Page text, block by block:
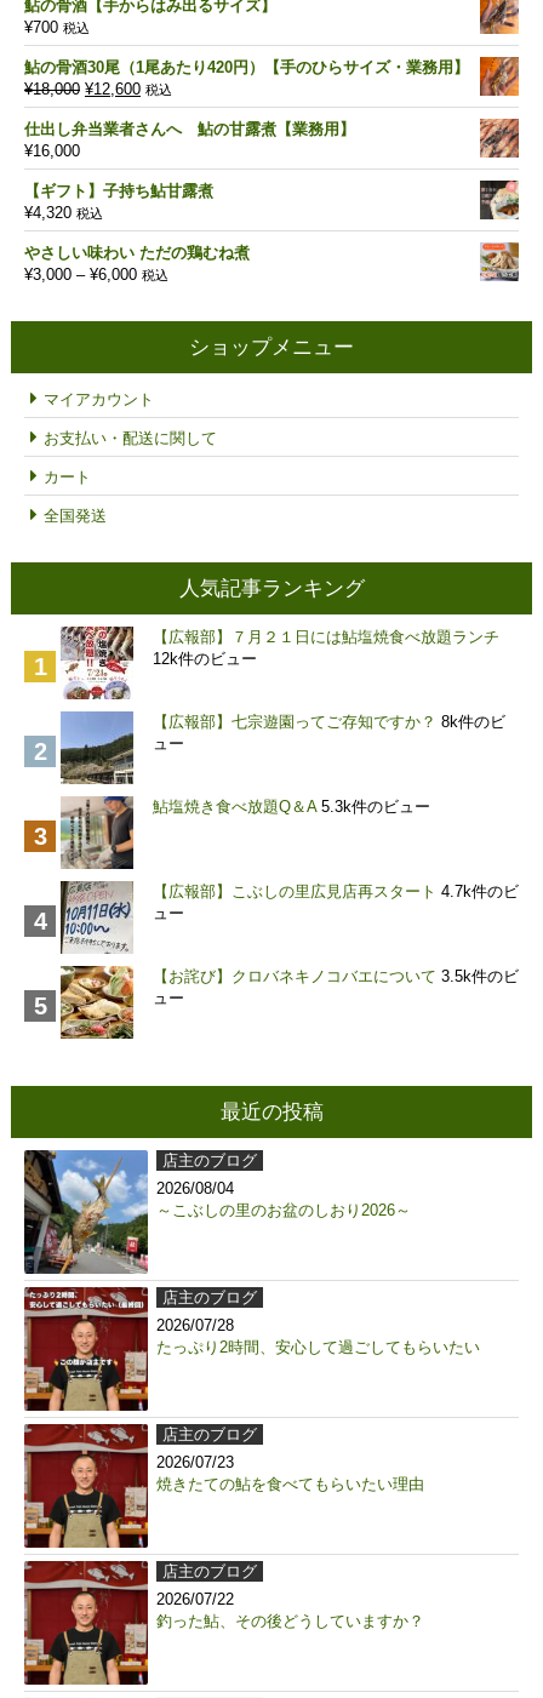
鮎の骨酒【手からはみ出るサイズ】
¥700 税込
鮎の骨酒30尾（1尾あたり420円）【手のひらサイズ・業務用】
¥18,000 元
の
価
は
¥18,000
で
し
た。
¥12,600現
在
の
格
は
す。
税込
仕出し弁当業者さんへ 鮎の甘露煮【業務用】
¥16,000
【ギフト】子持ち鮎甘露煮
¥4,320 税込
やさしい味わい ただの鶏むね煮
¥3,000 – ¥6,000価
帯:
税込
ショップメニュー
マイアカウント
お支払い・配送に関して
カート
全国発送
人気記事ランキング
【広報部】７月２１日には鮎塩焼食べ放題ランチ
12k件のビュー
【広報部】七宗遊園ってご存知ですか？ 8k件のビ
ュー
鮎塩焼き食べ放題Q＆A 5.3k件のビュー
【広報部】こぶしの里広見店再スタート 4.7k件のビ
ュー
【お詫び】クロバネキノコバエについて 3.5k件のビ
ュー
最近の投稿
店主のブログ
2026/08/04
～こぶしの里のお盆のしおり2026～
店主のブログ
2026/07/28
たっぷり2時間、安心して過ごしてもらいたい
店主のブログ
2026/07/23
焼きたての鮎を食べてもらいたい理由
店主のブログ
2026/07/22
釣った鮎、その後どうしていますか？